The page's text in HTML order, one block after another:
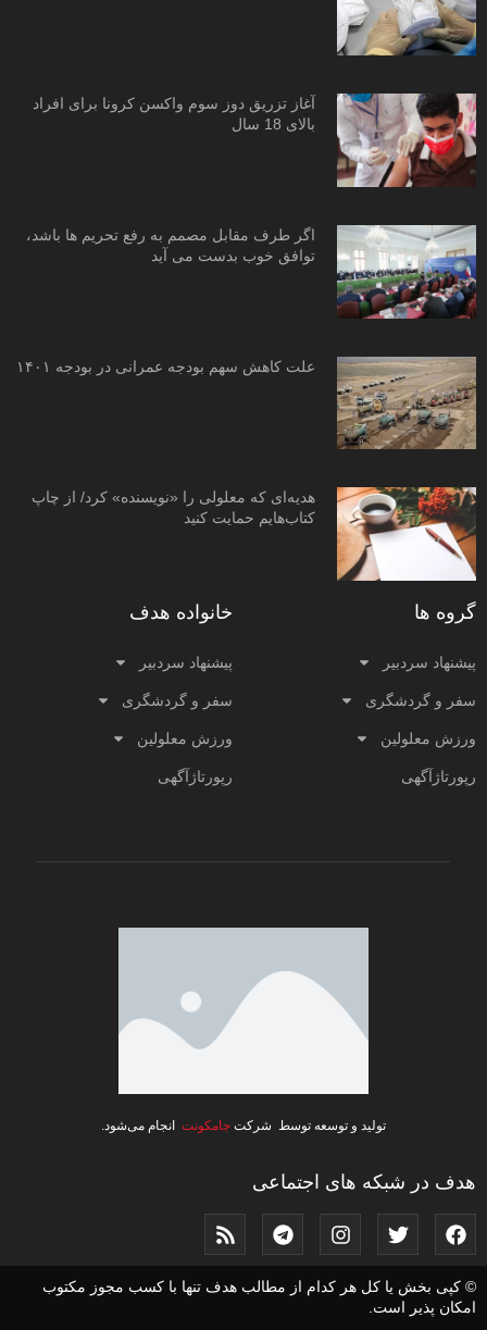
آغاز تزریق دوز سوم واکسن کرونا برای افراد
بالای 18 سال
اگر طرف مقابل مصمم به رفع تحریم ها باشد،
توافق خوب بدست می آید
علت کاهش سهم بودجه عمرانی در بودجه ۱۴۰۱
هدیه‌ای که معلولی را «نویسنده» کرد/ از چاپ
کتاب‌هایم حمایت کنید
گروه ها
پیشنهاد سردبیر
سفر و گردشگری
ورزش معلولین
رپورتاژآگهی
خانواده هدف
پیشنهاد سردبیر
سفر و گردشگری
ورزش معلولین
رپورتاژآگهی
تولید و توسعه توسط شرکت جامکونت انجام می‌شود.
هدف در شبکه های اجتماعی
© کپی بخش یا کل هر کدام از مطالب هدف تنها با کسب مجوز مکتوب
امکان پذیر است.